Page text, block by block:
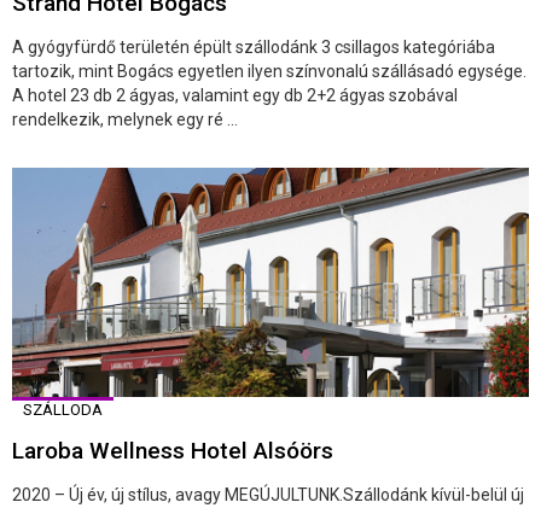
A gyógyfürdő területén épült szállodánk 3 csillagos kategóriába
tartozik, mint Bogács egyetlen ilyen színvonalú szállásadó egysége.
A hotel 23 db 2 ágyas, valamint egy db 2+2 ágyas szobával
rendelkezik, melynek egy ré ...
SZÁLLODA
Laroba Wellness Hotel Alsóörs
2020 – Új év, új stílus, avagy MEGÚJULTUNK.Szállodánk kívül-belül új